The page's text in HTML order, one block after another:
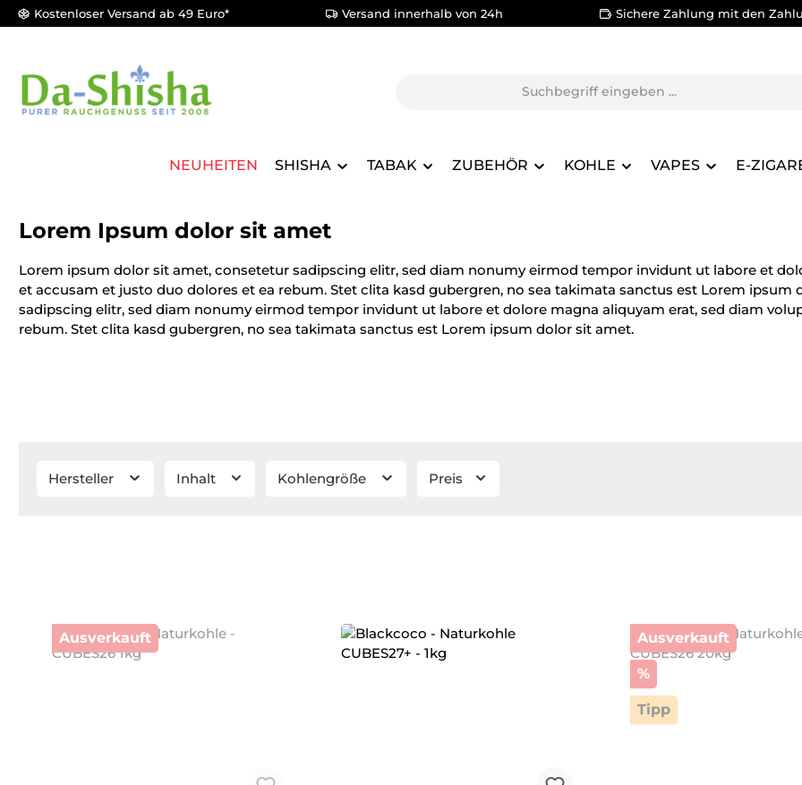
Hauptinhalt springen
Zur Suche springen
Zur Hauptnavigation springen
Kostenloser Versand ab 49 Euro* Versand innerhalb von 24h Sichere Zahlung mit den
NEUHEITEN SHISHA TABAK ZUBEHÖR KOHLE VAPES E-
Lorem Ipsum dolor sit amet
Lorem ipsum dolor sit amet, consetetur sadipscing elitr, sed diam nonumy eirmod tempor invidunt ut labore et
et accusam et justo duo dolores et ea rebum. Stet clita kasd gubergren, no sea takimata sanctus est Lorem
sadipscing elitr, sed diam nonumy eirmod tempor invidunt ut labore et dolore magna aliquyam erat, sed diam
rebum. Stet clita kasd gubergren, no sea takimata sanctus est Lorem ipsum dolor sit amet.
Hersteller Inhalt Kohlengröße Preis
Ausverkauft Ausverkauft
%Rabatt
Tipp